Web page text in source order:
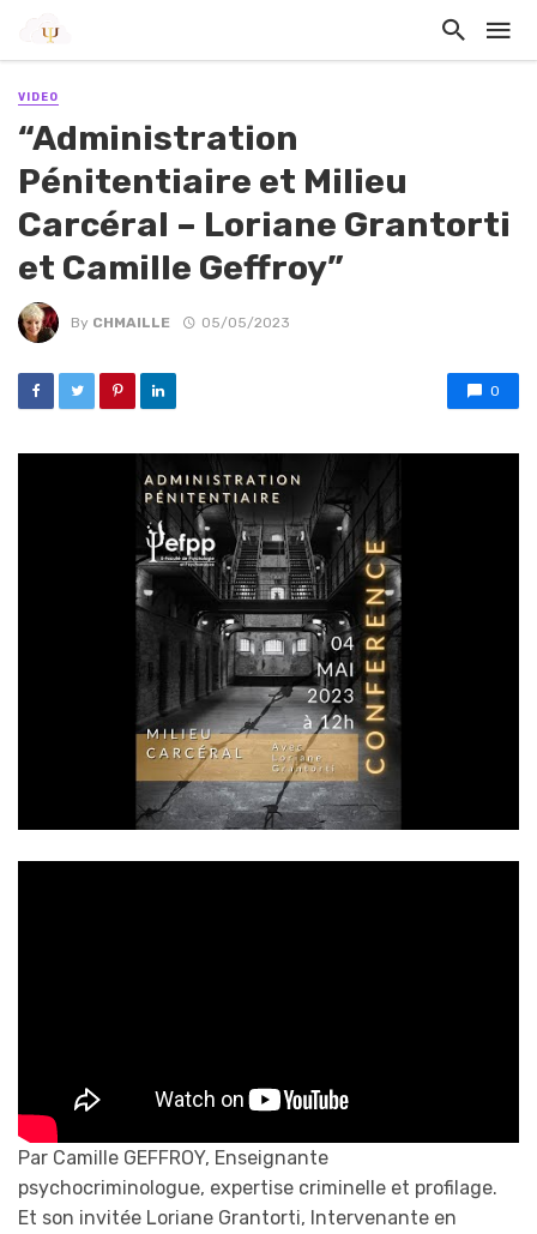
VIDEO
“Administration
Pénitentiaire et Milieu
Carcéral – Loriane Grantorti
et Camille Geffroy”
By CHMAILLE 05/05/2023
0
Par Camille GEFFROY, Enseignante
psychocriminologue, expertise criminelle et profilage.
Et son invitée Loriane Grantorti, Intervenante en